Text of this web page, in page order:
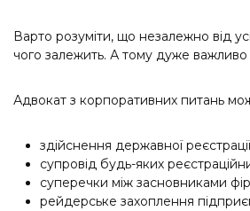
Варто розуміти, що незалежно від
чого залежить. А тому дуже важливо
Адвокат з корпоративних питань
здійснення державної
супровід будь-яких
суперечки між засновниками
рейдерське захоплення